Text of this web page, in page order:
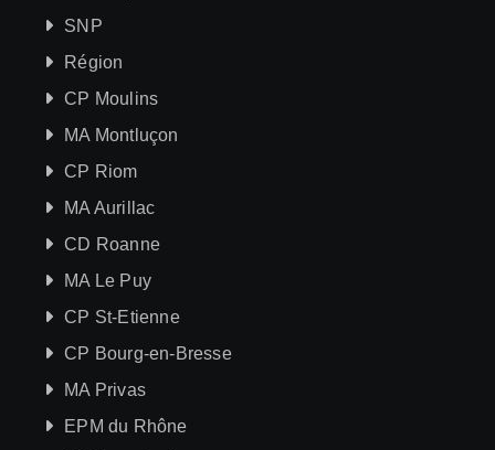
SNP
Région
CP Moulins
MA Montluçon
CP Riom
MA Aurillac
CD Roanne
MA Le Puy
CP St-Etienne
CP Bourg-en-Bresse
MA Privas
EPM du Rhône